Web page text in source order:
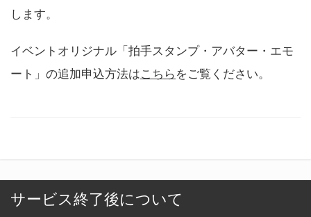
します。
イベントオリジナル「拍手スタンプ・アバター・エモ
ート」の追加申込方法はこちら をご覧ください。
サービス終了後について